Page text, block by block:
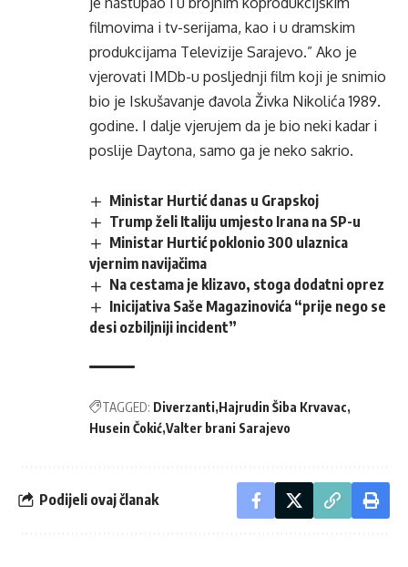
filmovima i tv-serijama, kao i u dramskim
produkcijama Televizije Sarajevo.” Ako je
vjerovati IMDb-u posljednji film koji je snimio
bio je Iskušavanje đavola Živka Nikolića 1989.
godine. I dalje vjerujem da je bio neki kadar i
poslije Daytona, samo ga je neko sakrio.
Ministar Hurtić danas u Grapskoj
Trump želi Italiju umjesto Irana na SP-u
Ministar Hurtić poklonio 300 ulaznica
vjernim navijačima
Na cestama je klizavo, stoga dodatni oprez
Inicijativa Saše Magazinovića “prije nego se
desi ozbiljniji incident”
TAGGED: Diverzanti Hajrudin Šiba Krvavac
Husein Čokić Valter brani Sarajevo
Podijeli ovaj članak